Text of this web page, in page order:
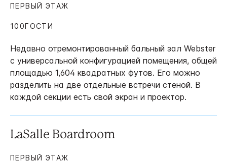
Недавно отремонтированный бальный зал Webster
с универсальной конфигурацией помещения, общей
площадью 1,604 квадратных футов. Его можно
разделить на две отдельные встречи стеной. В
каждой секции есть свой экран и проектор.
ПЕРВЫЙ ЭТАЖ
100ГОСТИ
LaSalle Boardroom
ПЕРВЫЙ ЭТАЖ